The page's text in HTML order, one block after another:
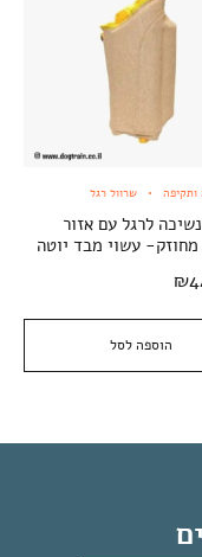
הוספה לסל
ותקיפה שרוול רגל
לרגל עם אזור
עשוי מבד יוטה
₪